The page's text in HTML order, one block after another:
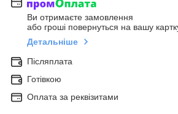
Ви отримаєте замовлення
або гроші повернуться на вашу
Детальніше
Післяплата
Готівкою
Оплата за реквізитами